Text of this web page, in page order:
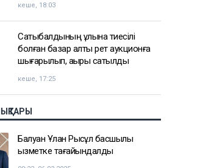
кеше, 18:03
Сатыбалдының ұлына тиесілі
болған базар алты рет аукционға
шығарылып, ақыры сатылды
кеше, 17:25
Балуан Ұлан Рысқұл басшылық
қызметке тағайындалды